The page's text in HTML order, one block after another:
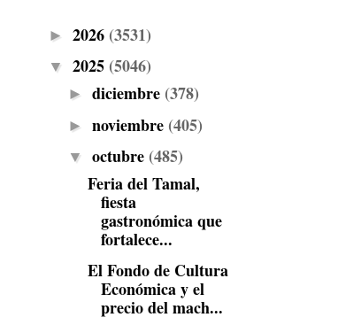
► 2026 (3531)
▼ 2025 (5046)
► diciembre (378)
► noviembre (405)
▼ octubre (485)
Feria del Tamal,
fiesta
gastronómica que
fortalece...
El Fondo de Cultura
Económica y el
precio del mach...